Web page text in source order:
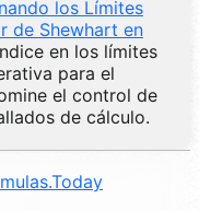
los Límites
de Shewhart en
en los límites
para el
el control de
de cálculo.